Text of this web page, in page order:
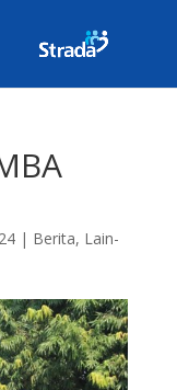
| Berita, Lain-